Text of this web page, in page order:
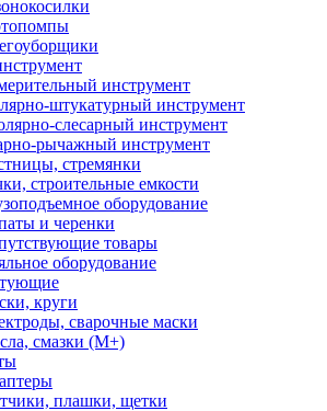
инструмент
штукатурный инструмент
слесарный инструмент
рычажный инструмент
стремянки
строительные емкости
оборудование
и черенки
товары
оборудование
круги
сварочные маски
смазки (М+)
плашки, щетки